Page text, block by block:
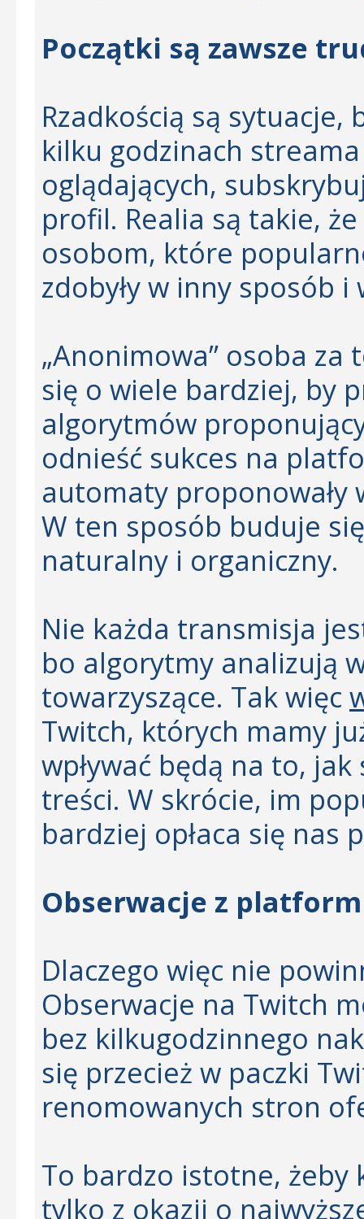
Początki są zawsze
Rzadkością są sytuacje,
kilku godzinach
oglądających,
profil. Realia są takie,
osobom, które
zdobyły w inny sposób
„Anonimowa” osoba za
się o wiele bardziej, by
algorytmów
odnieść sukces na
automaty
W ten sposób buduje
naturalny i organiczny.
Nie każda transmisja
bo algorytmy analizują
towarzyszące. Tak więc
Twitch, których mamy
wpływać będą na to,
treści. W skrócie, im
bardziej opłaca się nas
Obserwacje z
Dlaczego więc nie
Obserwacje na Twitch
bez kilkugodzinnego
się przecież w paczki
renomowanych stron
To bardzo istotne, żeby
tylko z okazji o